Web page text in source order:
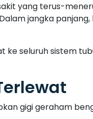
yang terus-
jangka
seluruh sistem
gigi geraham